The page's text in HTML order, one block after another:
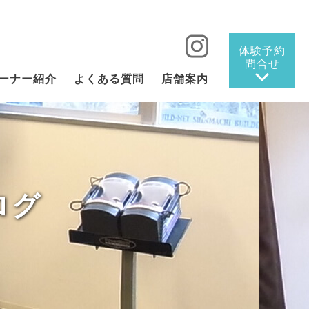
ナー紹介 よくある質問 店舗案内
体験予約
問合せ
グ